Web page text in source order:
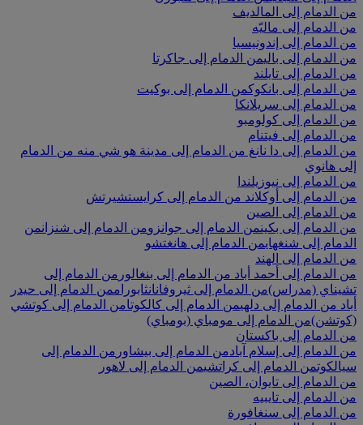
من الدمام إلى المالديف
من الدمام إلى ماليّه
من الدمام إلى إندونيسيا
من الدمام إلى باليمن الدمام إلى جاكرتا
من الدمام إلى تايلند
من الدمام إلى بانكوكمن الدمام إلى بوكيت
من الدمام إلى سريلانكا
من الدمام إلى كولومبو
من الدمام إلى فيتنام
من الدمام إلى دا نانغ من الدمام إلى مدينة هو شي منه من الدمام
إلى هانوي
من الدمام إلى نيوزيلندا
من الدمام إلى أوكلاند من الدمام إلى كرايستشيرتش
من الدمام إلى الصين
من الدمام إلى بكينمن الدمام إلى جوانزومن الدمام إلى شنزانمن
الدمام إلى شنغهايمن الدمام إلى هانغتشو
من الدمام إلى الهند
من الدمام إلى أحمد أباد من الدمام إلى بنغالور من الدمام إلى
تشيناي (مدراس)من الدمام إلى ثيروفانانثابوراممن الدمام إلى حيدر
أباد من الدمام إلى دلهيمن الدمام إلى كالكوتامن الدمام إلى كوتشي
(كوتشن)من الدمام إلى مومباي (بومباي)
من الدمام إلى باكستان
من الدمام إلى إسلام آبادمن الدمام إلى بيشاور من الدمام إلى
سيالكوتمن الدمام إلى كراتشيمن الدمام إلى لاهور
من الدمام إلى تايوان، الصين
من الدمام إلى تايبيه
من الدمام إلى سنغافورة